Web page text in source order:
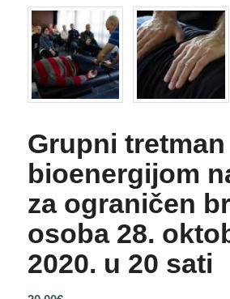
Grupni tretman
bioenergijom
za ograničen
osoba 28.
2020. u 20 sati